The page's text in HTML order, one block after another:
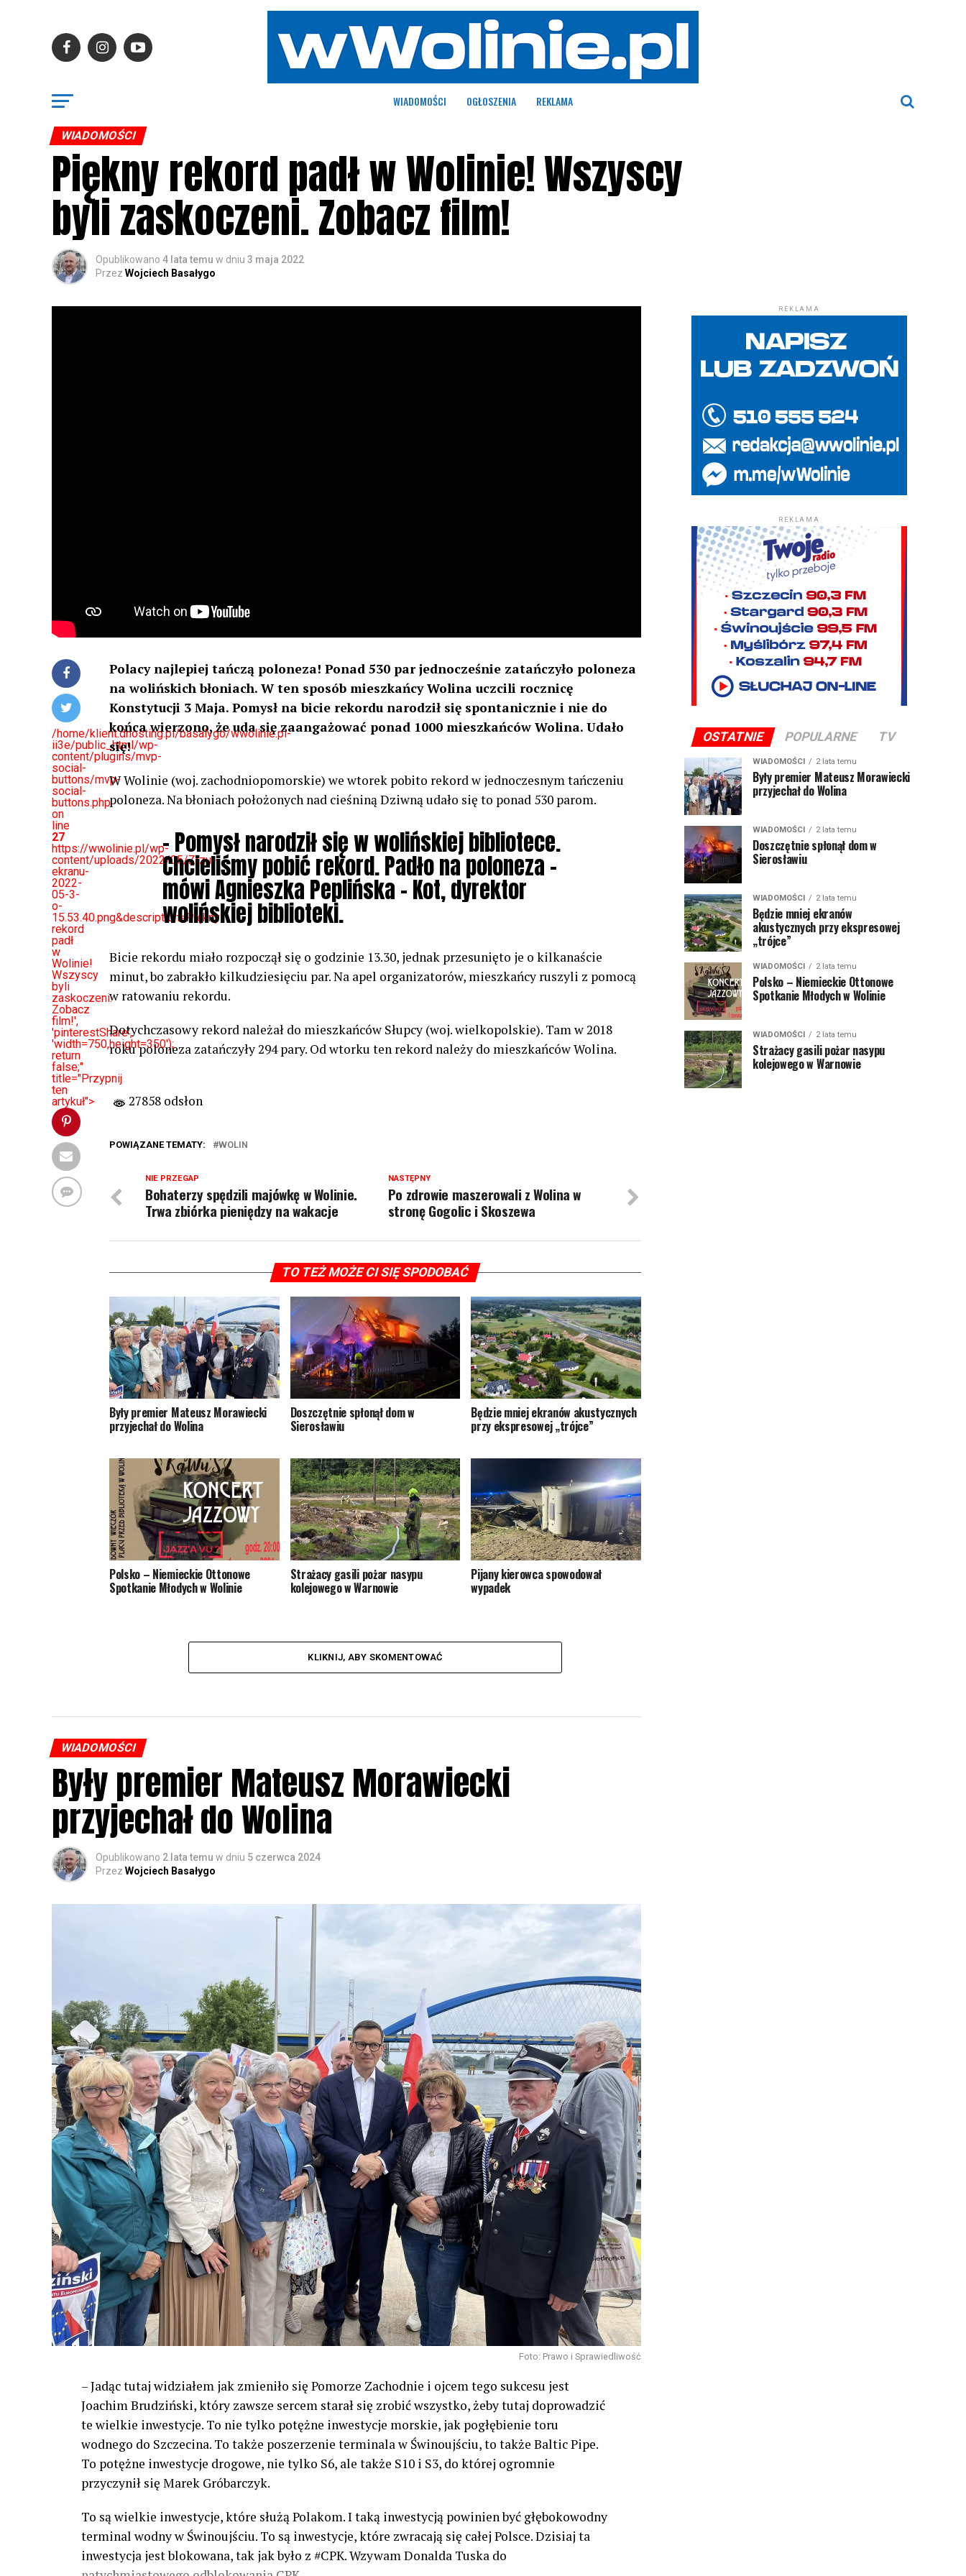
WIADOMOŚCI OGŁOSZENIA REKLAMA
WIADOMOŚCI
Piękny rekord padł w Wolinie! Wszyscy
byli zaskoczeni. Zobacz film!
Opublikowano 4 lata temu w dniu 3 maja 2022
Przez Wojciech Basałygo
/home/klient.dhosting.pl/basalygo/wwolinie.pl-
ii3e/public_html/wp-
content/plugins/mvp-
social-
buttons/mvp-
social-
buttons.php
on
line
27
https://wwolinie.pl/wp-
content/uploads/2022/05/Zrzut-
ekranu-
2022-
05-3-
o-
15.53.40.png&description=Piękny
rekord
padł
w
Wolinie!
Wszyscy
byli
zaskoczeni.
Zobacz
film!',
'pinterestShare',
'width=750,height=350');
return
false;"
title="Przypnij
ten
artykuł">
Polacy najlepiej tańczą poloneza! Ponad 530 par jednocześnie zatańczyło poloneza
na wolińskich błoniach. W ten sposób mieszkańcy Wolina uczcili rocznicę
Konstytucji 3 Maja. Pomysł na bicie rekordu narodził się spontanicznie i nie do
końca wierzono, że uda się zaangażować ponad 1000 mieszkańców Wolina. Udało
się!
W Wolinie (woj. zachodniopomorskie) we wtorek pobito rekord w jednoczesnym tańczeniu
poloneza. Na błoniach położonych nad cieśniną Dziwną udało się to ponad 530 parom.
– Pomysł narodził się w wolińskiej bibliotece.
Chcieliśmy pobić rekord. Padło na poloneza –
mówi Agnieszka Peplińska – Kot, dyrektor
wolińskiej biblioteki.
Bicie rekordu miało rozpoczął się o godzinie 13.30, jednak przesunięto je o kilkanaście
minut, bo zabrakło kilkudziesięciu par. Na apel organizatorów, mieszkańcy ruszyli z pomocą
w ratowaniu rekordu.
Dotychczasowy rekord należał do mieszkańców Słupcy (woj. wielkopolskie). Tam w 2018
roku poloneza zatańczyły 294 pary. Od wtorku ten rekord należy do mieszkańców Wolina.
27858 odsłon
POWIĄZANE TEMATY: WOLIN
NASTĘPNY
Po zdrowie maszerowali z Wolina w
stronę Gogolic i Skoszewa
NIE PRZEGAP
Bohaterzy spędzili majówkę w Wolinie.
Trwa zbiórka pieniędzy na wakacje
TO TEŻ MOŻE CI SIĘ SPODOBAĆ
Były premier Mateusz Morawiecki
przyjechał do Wolina
Doszczętnie spłonął dom w
Sierosławiu
Będzie mniej ekranów akustycznych
przy ekspresowej „trójce”
Polsko – Niemieckie Ottonowe
Spotkanie Młodych w Wolinie
Strażacy gasili pożar nasypu
kolejowego w Warnowie
Pijany kierowca spowodował
wypadek
KLIKNIJ, ABY SKOMENTOWAĆ
WIADOMOŚCI
Były premier Mateusz Morawiecki
przyjechał do Wolina
Opublikowano 2 lata temu w dniu 5 czerwca 2024
Przez Wojciech Basałygo
Foto: Prawo i Sprawiedliwość
– Jadąc tutaj widziałem jak zmieniło się Pomorze Zachodnie i ojcem tego sukcesu jest
Joachim Brudziński, który zawsze sercem starał się zrobić wszystko, żeby tutaj doprowadzić
te wielkie inwestycje. To nie tylko potężne inwestycje morskie, jak pogłębienie toru
wodnego do Szczecina. To także poszerzenie terminala w Świnoujściu, to także Baltic Pipe.
To potężne inwestycje drogowe, nie tylko S6, ale także S10 i S3, do której ogromnie
przyczynił się Marek Gróbarczyk.
To są wielkie inwestycje, które służą Polakom. I taką inwestycją powinien być głębokowodny
terminal wodny w Świnoujściu. To są inwestycje, które zwracają się całej Polsce. Dzisiaj ta
inwestycja jest blokowana, tak jak było z #CPK. Wzywam Donalda Tuska do
REKLAMA
REKLAMA
OSTATNIE POPULARNE TV
WIADOMOŚCI 2 lata temu
Były premier Mateusz Morawiecki
przyjechał do Wolina
WIADOMOŚCI 2 lata temu
Doszczętnie spłonął dom w
Sierosławiu
WIADOMOŚCI 2 lata temu
Będzie mniej ekranów
akustycznych przy ekspresowej
„trójce”
WIADOMOŚCI 2 lata temu
Polsko – Niemieckie Ottonowe
Spotkanie Młodych w Wolinie
WIADOMOŚCI 2 lata temu
Strażacy gasili pożar nasypu
kolejowego w Warnowie